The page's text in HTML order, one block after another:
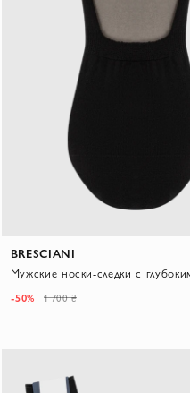
BRESCIANI
-50% 1 700 ₴